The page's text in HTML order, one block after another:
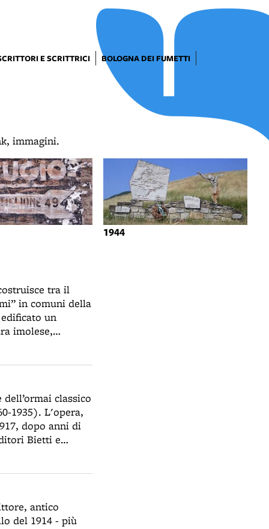
E SCRITTRICI
BOLOGNA DEI FUMETTI
immagini.
1944
tra il
in comuni della
un
imolese,
classico
1935). L'opera,
dopo anni di
Bietti e
sarà il
antico
del 1914 - più